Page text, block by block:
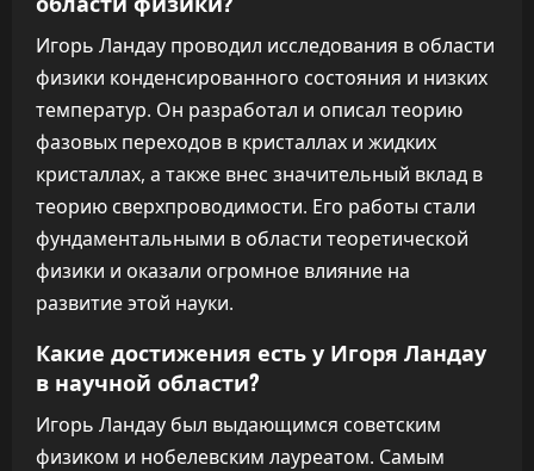
Игорь Ландау проводил исследования в области
физики конденсированного состояния и низких
температур. Он разработал и описал теорию
фазовых переходов в кристаллах и жидких
кристаллах, а также внес значительный вклад в
теорию сверхпроводимости. Его работы стали
фундаментальными в области теоретической
физики и оказали огромное влияние на
развитие этой науки.
Какие достижения есть у Игоря Ландау
в научной области?
Игорь Ландау был выдающимся советским
физиком и нобелевским лауреатом. Самым